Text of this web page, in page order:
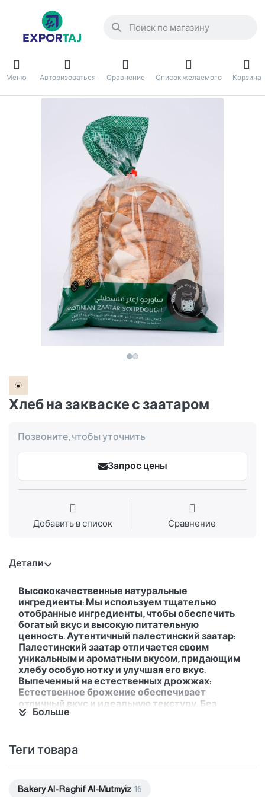
Меню Авторизоваться Сравнение Список желаемого Корзина
Хлеб на закваске с заатаром
Позвоните, чтобы уточнить
Запрос цены
Добавить в список Сравнение
Детали
Высококачественные натуральные
ингредиенты: Мы используем тщательно
отобранные ингредиенты, чтобы обеспечить
богатый вкус и высокую питательную
ценность. Аутентичный палестинский заатар:
Палестинский заатар отличается своим
уникальным и ароматным вкусом, придающим
хлебу особую нотку и улучшая его вкус.
Выпеченный на естественных дрожжах:
Естественное брожение обеспечивает
отличный вкус и идеальную текстуру. Без
консервантов и усилителей: Мы предлагаем
Больше
Теги товара
Bakery Al-Raghif Al-Mutmyiz 16